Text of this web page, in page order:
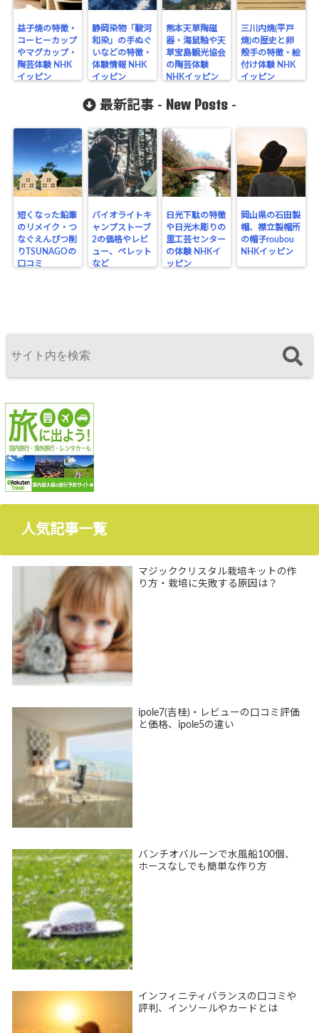
益子焼の特徴・
コーヒーカップ
やマグカップ・
陶芸体験 NHK
イッピン
静岡染物「駿河
和染」の手ぬぐ
いなどの特徴・
体験情報 NHK
イッピン
熊本天草陶磁
器・海鼠釉や天
草宝島観光協会
の陶芸体験
NHKイッピン
三川内焼(平戸
焼)の歴史と卵
殻手の特徴・絵
付け体験 NHK
イッピン
最新記事 - New Posts -
短くなった鉛筆
のリメイク・つ
なぐえんぴつ削
りTSUNAGOの
口コミ
バイオライトキ
ャンプストーブ
2の価格やレビ
ュー、ペレット
など
日光下駄の特徴
や日光木彫りの
里工芸センター
の体験 NHKイ
ッピン
岡山県の石田製
帽、襟立製帽所
の帽子roubou
NHKイッピン
人気記事一覧
マジッククリスタル栽培キットの作
り方・栽培に失敗する原因は？
ipole7(吉桂)・レビューの口コミ評価
と価格、ipole5の違い
バンチオバルーンで水風船100個、
ホースなしでも簡単な作り方
インフィニティバランスの口コミや
評判、インソールやカードとは